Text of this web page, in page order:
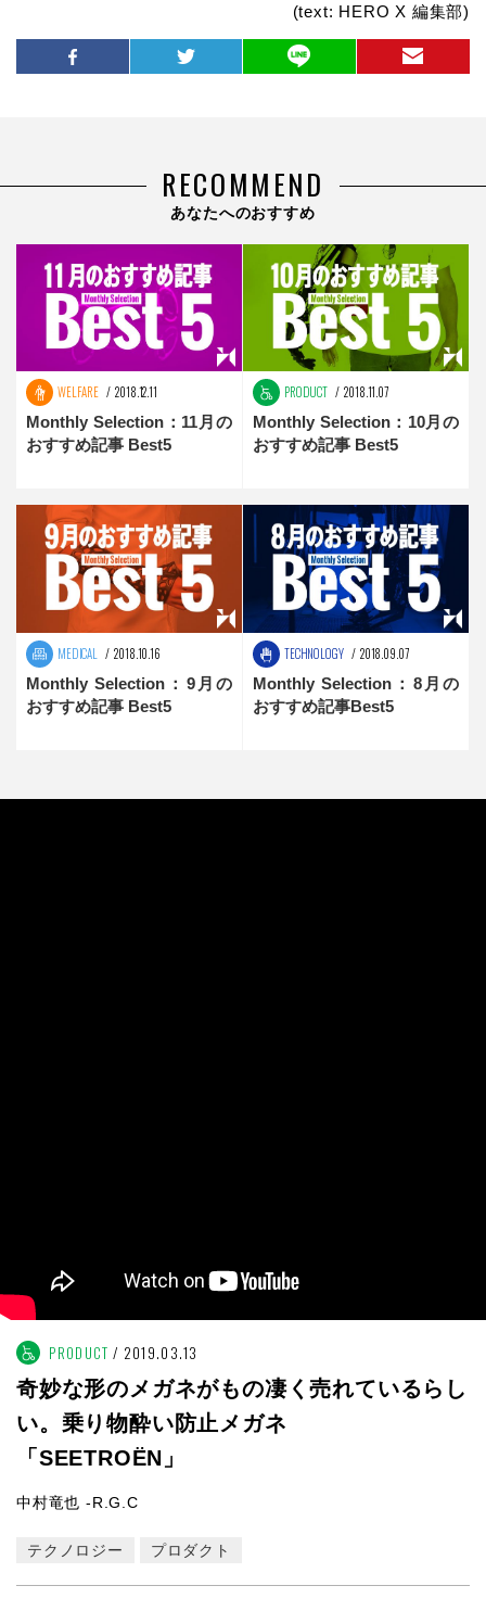
(text: HERO X 編集部)
RECOMMEND
あなたへのおすすめ
WELFARE 2018.12.11
Monthly Selection：11月の
おすすめ記事 Best5
PRODUCT 2018.11.07
Monthly Selection：10月の
おすすめ記事 Best5
MEDICAL 2018.10.16
Monthly Selection：9月の
おすすめ記事 Best5
TECHNOLOGY 2018.09.07
Monthly Selection：8月の
おすすめ記事Best5
PRODUCT 2019.03.13
奇妙な形のメガネがもの凄く売れているらし
い。乗り物酔い防止メガネ
「SEETROËN」
中村竜也 -R.G.C
テクノロジー プロダクト